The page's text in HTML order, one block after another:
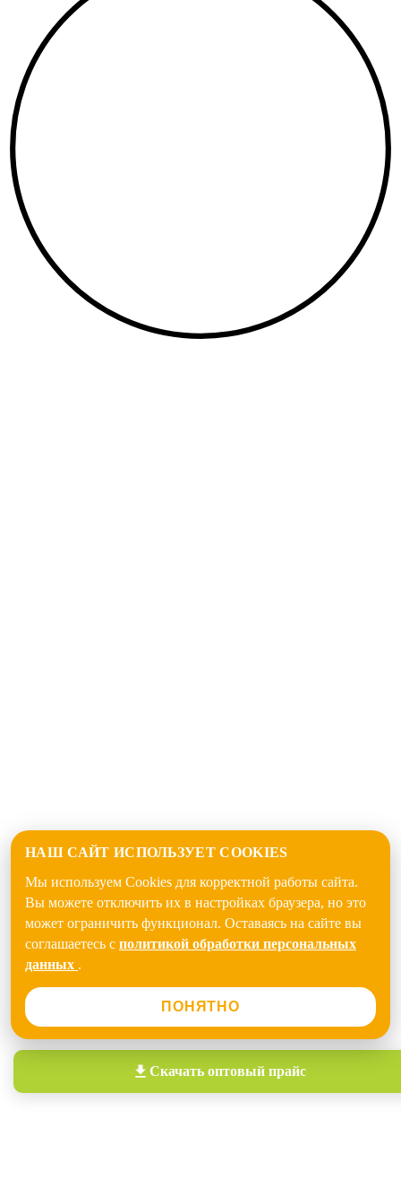
НАШ САЙТ ИСПОЛЬЗУЕТ COOKIES
Мы используем Cookies для корректной работы сайта.
Вы можете отключить их в настройках браузера, но это
может ограничить функционал. Оставаясь на сайте вы
соглашаетесь с политикой обработки персональных
данных .
ПОНЯТНО
Скачать оптовый прайс